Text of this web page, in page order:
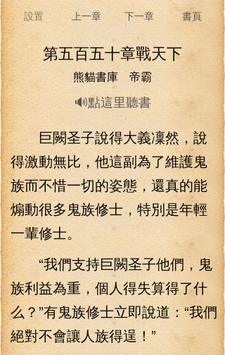
設置 上一章 下一章 書頁
第五百五十章戰天下
熊貓書庫 帝霸
🔊點這里聽書
巨闕圣子說得大義凜然，說
得激動無比，他這副為了維護鬼
族而不惜一切的姿態，還真的能
煽動很多鬼族修士，特別是年輕
一輩修士。
“我們支持巨闕圣子他們，鬼
族利益為重，個人得失算得了什
么？”有鬼族修士立即說道：“我們
絕對不會讓人族得逞！”